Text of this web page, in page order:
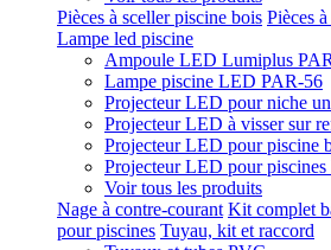
Pièces à sceller piscine bois Pièces
Lampe led piscine
Ampoule LED Lumiplus
Lampe piscine LED PAR-56
Projecteur LED pour niche
Projecteur LED à visser sur
Projecteur LED pour piscine
Projecteur LED pour piscines
Voir tous les produits
Nage à contre-courant Kit complet
pour piscines Tuyau, kit et raccord